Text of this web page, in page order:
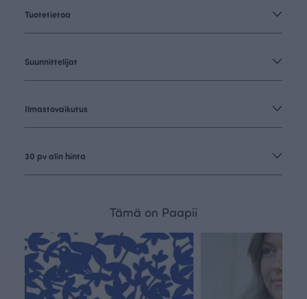
Tuotetietoa
Suunnittelijat
Ilmastovaikutus
30 pv alin hinta
Tämä on Paapii